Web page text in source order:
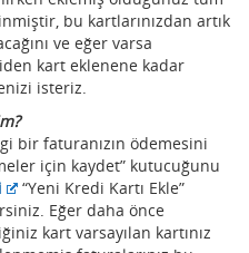
bu kartlarınızdan artık
ve eğer varsa
kart eklenene kadar
isteriz.
bir faturanızın ödemesini
için kaydet” kutucuğunu
“Yeni Kredi Kartı Ekle”
Eğer daha önce
kart varsayılan kartınız